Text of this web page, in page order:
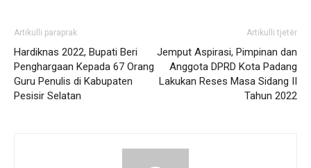
Artikulli paraprak
Hardiknas 2022, Bupati Beri
Penghargaan Kepada 67 Orang
Guru Penulis di Kabupaten
Pesisir Selatan
Artikulli tjetër
Jemput Aspirasi, Pimpinan dan
Anggota DPRD Kota Padang
Lakukan Reses Masa Sidang II
Tahun 2022